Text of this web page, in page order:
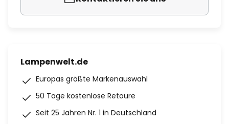
Lampenwelt.de
Europas größte Markenauswahl
50 Tage kostenlose Retoure
Seit 25 Jahren Nr. 1 in Deutschland